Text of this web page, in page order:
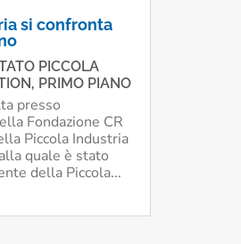
si confronta
PICCOLA
, PRIMO PIANO
presso
Fondazione CR
Piccola Industria
quale è stato
della Piccola...